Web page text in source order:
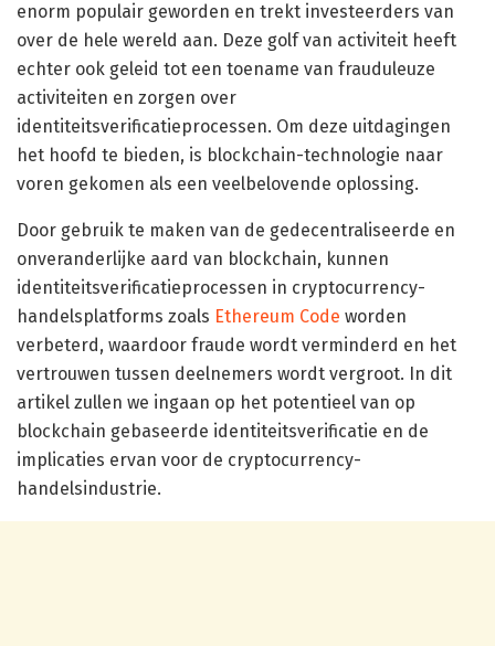
enorm populair geworden en trekt investeerders van
over de hele wereld aan. Deze golf van activiteit heeft
echter ook geleid tot een toename van frauduleuze
activiteiten en zorgen over
identiteitsverificatieprocessen. Om deze uitdagingen
het hoofd te bieden, is blockchain-technologie naar
voren gekomen als een veelbelovende oplossing.
Door gebruik te maken van de gedecentraliseerde en
onveranderlijke aard van blockchain, kunnen
identiteitsverificatieprocessen in cryptocurrency-
handelsplatforms zoals Ethereum Code worden
verbeterd, waardoor fraude wordt verminderd en het
vertrouwen tussen deelnemers wordt vergroot. In dit
artikel zullen we ingaan op het potentieel van op
blockchain gebaseerde identiteitsverificatie en de
implicaties ervan voor de cryptocurrency-
handelsindustrie.